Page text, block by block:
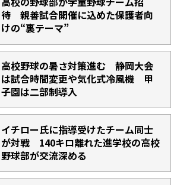
待 親善試合開催に込めた保護者向
けの“裏テーマ”
高校野球の暑さ対策進む 静岡大会
は試合時間変更や気化式冷風機 甲
子園は二部制導入
イチロー氏に指導受けたチーム同士
が対戦 140キロ離れた進学校の高校
野球部が交流深める